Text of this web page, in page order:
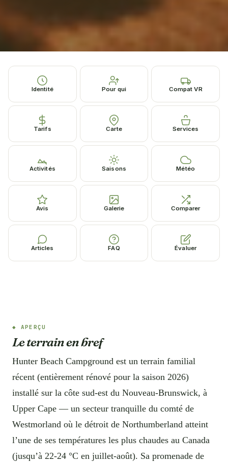
Identité Pour qui Compat VR
Tarifs Carte Services
Activités Saisons Météo
Avis Galerie Comparer
Articles FAQ Évaluer
APERÇU
Le terrain en bref
Hunter Beach Campground est un terrain familial
récent (entièrement rénové pour la saison 2026)
installé sur la côte sud-est du Nouveau-Brunswick, à
Upper Cape — un secteur tranquille du comté de
Westmorland où le détroit de Northumberland atteint
l’une de ses températures les plus chaudes au Canada
(jusqu’à 22-24 °C en juillet-août). Sa promenade de